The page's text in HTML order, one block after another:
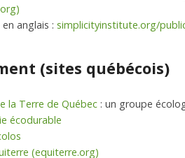
anglais : simplicityinstitute.org/
(sites québécois)
la Terre de Québec : un groupe
écodurable
(equiterre.org)